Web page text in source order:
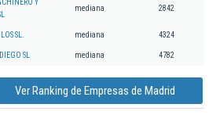
Y
mediana 2842
SL. mediana 4324
SL mediana 4782
Ver Ranking de Empresas de Madrid